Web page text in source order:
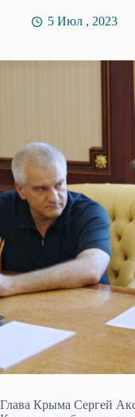
5 Июл , 2023
Глава Крыма Сергей